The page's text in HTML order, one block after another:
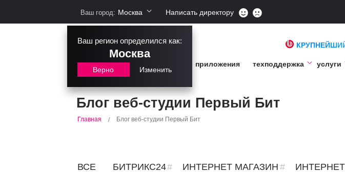
Ваш город: Москва
Ваш регион определился как:
Москва
Верно Изменить
Написать директору
сайты интернет-магазины приложения техподдержка услуги
Блог веб-студии Первый Бит
Главная / Блог веб-студии Первый Бит
ВСЕ БИТРИКС24 ИНТЕРНЕТ МАГАЗИН